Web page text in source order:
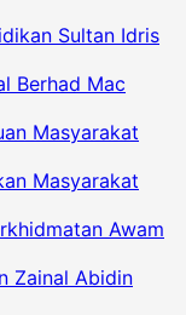
Sultan Idris
Berhad Mac
Masyarakat
Masyarakat
Awam
Zainal Abidin